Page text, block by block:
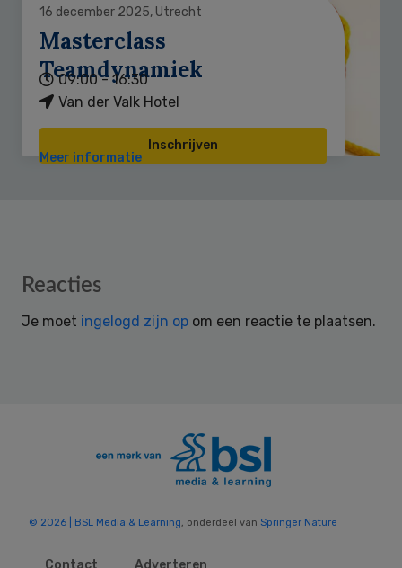
16 december 2025, Utrecht
Masterclass
Teamdynamiek
09:00 - 16:30
Van der Valk Hotel
Inschrijven
Meer informatie
Reader
Reacties
Je moet ingelogd zijn op om een reactie te plaatsen.
© 2026 | BSL Media & Learning, onderdeel van Springer Nature
Contact Adverteren